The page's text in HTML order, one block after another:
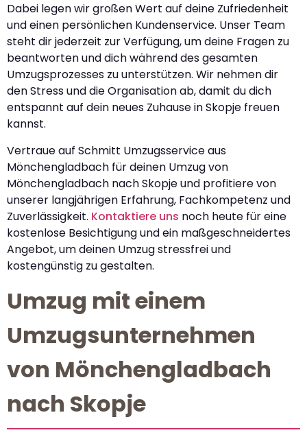
Dabei legen wir großen Wert auf deine Zufriedenheit
und einen persönlichen Kundenservice. Unser Team
steht dir jederzeit zur Verfügung, um deine Fragen zu
beantworten und dich während des gesamten
Umzugsprozesses zu unterstützen. Wir nehmen dir
den Stress und die Organisation ab, damit du dich
entspannt auf dein neues Zuhause in Skopje freuen
kannst.
Vertraue auf Schmitt Umzugsservice aus
Mönchengladbach für deinen Umzug von
Mönchengladbach nach Skopje und profitiere von
unserer langjährigen Erfahrung, Fachkompetenz und
Zuverlässigkeit. Kontaktiere uns noch heute für eine
kostenlose Besichtigung und ein maßgeschneidertes
Angebot, um deinen Umzug stressfrei und
kostengünstig zu gestalten.
Umzug mit einem
Umzugsunternehmen
von Mönchengladbach
nach Skopje